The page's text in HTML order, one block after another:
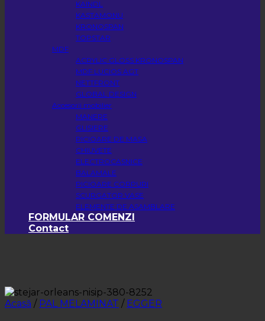
KAINDL
KASTAMONU
KRONOSPAN
TOPSTAR
MDF
ACRYLIC GLOSS KRONOSPAN
MDF LUCIOS AGT
NETTFRONT
GLOBAL DESIGN
Accesorii mobilier
MANERE
GLISIERE
PICIOARE DE MASA
CHIUVETE
ELECTROCASNICE
BALAMALE
PICIOARE CORPURI
SCURGATOR VASE
ELEMENTE DE ASAMBLARE
FORMULAR COMENZI
Contact
Acasă / PAL MELAMINAT / EGGER